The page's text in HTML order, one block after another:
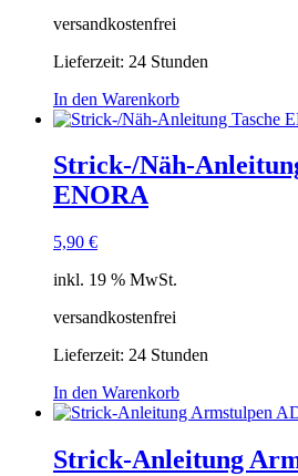
versandkostenfrei
Lieferzeit: 24 Stunden
In den Warenkorb
Strick-/Näh-
ENORA
5,90 €
inkl. 19 % MwSt.
versandkostenfrei
Lieferzeit: 24 Stunden
In den Warenkorb
Strick-Anleitung